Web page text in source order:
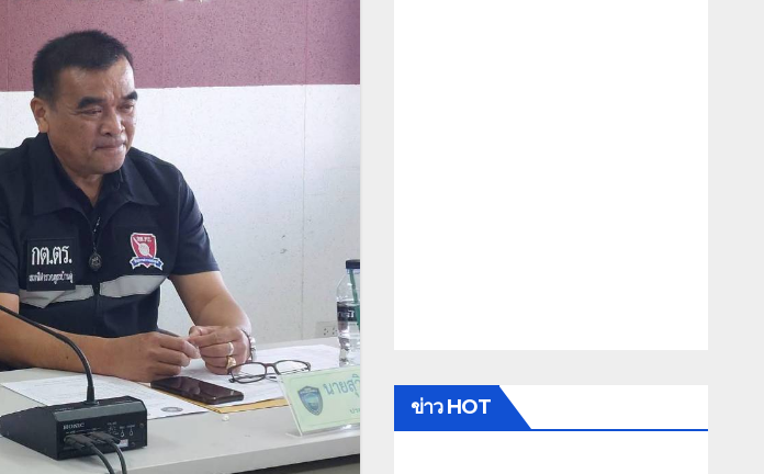
ข่าว HOT